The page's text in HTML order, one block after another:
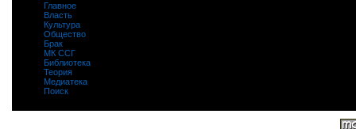
Главное
Власть
Культура
Общество
Брак
МК ССГ
Библиотека
Теория
Медиатека
Поиск